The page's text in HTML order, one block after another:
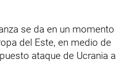
se da en un momento
del Este, en medio de
ataque de Ucrania a